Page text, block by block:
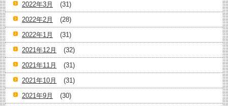
2022年3月
(31)
2022年2月
(28)
2022年1月
(31)
2021年12月
(32)
2021年11月
(31)
2021年10月
(31)
2021年9月
(30)